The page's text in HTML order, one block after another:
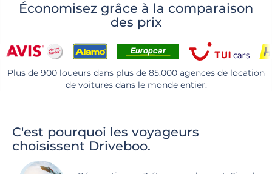
Économisez grâce à la comparaison
des prix
Plus de 900 loueurs dans plus de 85.000 agences de location
de voitures dans le monde entier.
C'est pourquoi les voyageurs
choisissent Driveboo.